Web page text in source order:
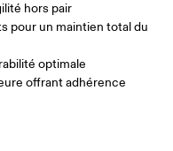
hors pair
pour un maintien total du
optimale
offrant adhérence